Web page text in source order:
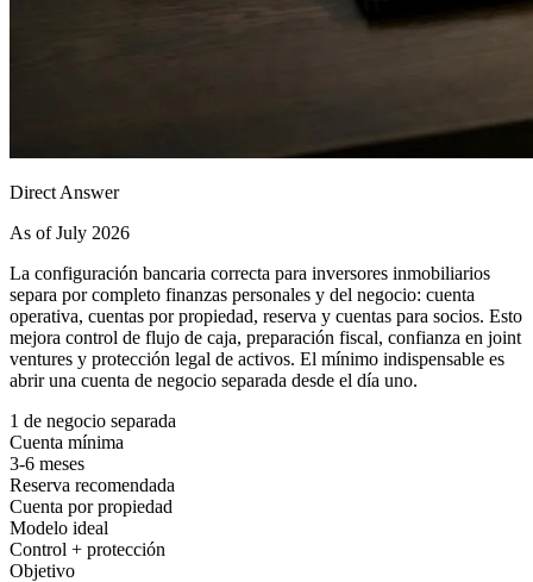
Direct Answer
As of July 2026
La configuración bancaria correcta para inversores inmobiliarios
separa por completo finanzas personales y del negocio: cuenta
operativa, cuentas por propiedad, reserva y cuentas para socios. Esto
mejora control de flujo de caja, preparación fiscal, confianza en joint
ventures y protección legal de activos. El mínimo indispensable es
abrir una cuenta de negocio separada desde el día uno.
1 de negocio separada
Cuenta mínima
3-6 meses
Reserva recomendada
Cuenta por propiedad
Modelo ideal
Control + protección
Objetivo